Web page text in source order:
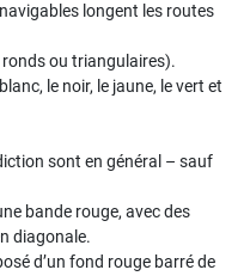
longent les routes
ou triangulaires).
le noir, le jaune, le vert et
sont en général – sauf
bande rouge, avec des
diagonale.
d’un fond rouge barré de